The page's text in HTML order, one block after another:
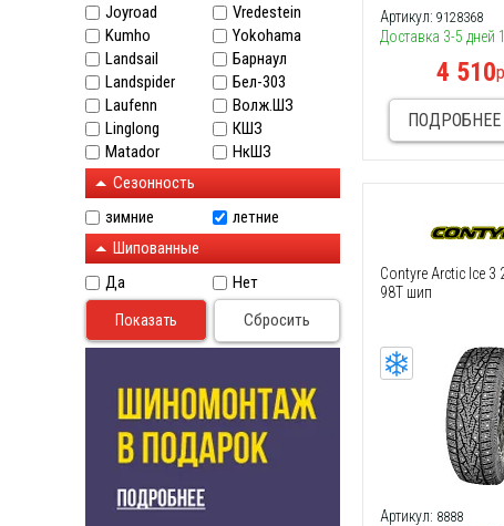
Joyroad
Kumho
Landsail
Landspider
Laufenn
Linglong
Matador
Vredestein
Yokohama
Барнаул
Бел-303
Волж.ШЗ
КШЗ
НкШЗ
Сезонность
зимние
летние
Шипованные
Да
Нет
Сбросить
Артикул: 9128368
Доставка 3-5 дней
4 510
ПОДРОБНЕЕ
Contyre Arctic Ice 3
98Т шип
Артикул: 8888